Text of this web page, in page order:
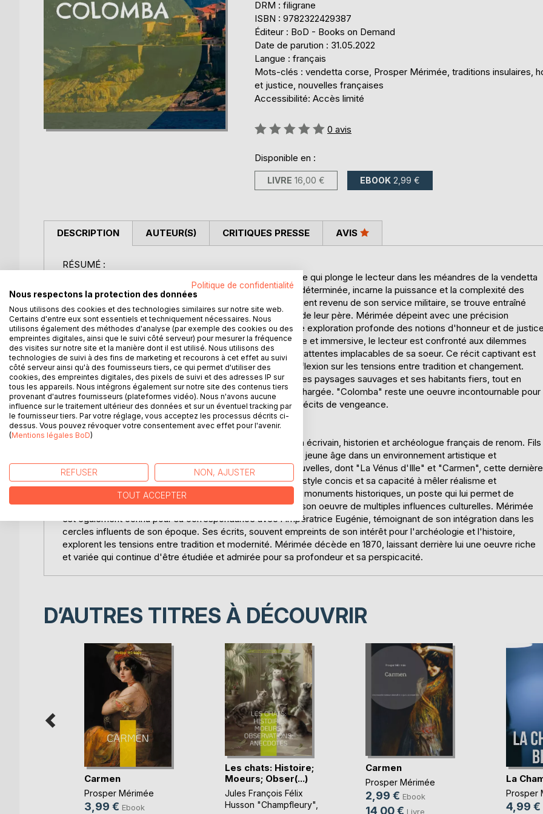
DRM : filigrane
ISBN : 9782322429387
Éditeur : BoD - Books on Demand
Date de parution : 31.05.2022
Langue : français
Mots-clés : vendetta corse, Prosper Mérimée, traditions insulaires,
et justice, nouvelles françaises
Accessibilité: Accès limité
Évaluation:
0 avis
Disponible en :
LIVRE 16,00 € EBOOK 2,99 €
DESCRIPTION
RÉSUMÉ :
"Colomba" est une oeuvre magistrale de Prosper Mérimée qui plonge le lecteur dans les méandres de la vendetta
corse. Au coeur de ce récit, Colomba, une jeune femme déterminée, incarne la puissance et la complexité des
traditions insulaires. Son frère, Orso della Rebbia, récemment revenu de son service militaire, se trouve entraîné
dans une spirale de vengeance familiale suite au meurtre de leur père. Mérimée dépeint avec une précision
presque ethnographique les coutumes corses, offrant une exploration profonde des notions d'honneur et de
qui régissent la société locale. À travers une narration riche et immersive, le lecteur est confronté aux dilemmes
moraux d'Orso, tiraillé entre son désir de modernité et les attentes implacables de sa soeur. Ce récit captivant est
non seulement une étude de caractère, mais aussi une réflexion sur les tensions entre tradition et changement.
Mérimée réussit à capturer l'essence de la Corse, avec ses paysages sauvages et ses habitants fiers, tout en
construisant une intrigue palpitante et émotionnellement chargée. "Colomba" reste une oeuvre incontournable pour
quiconque s'intéresse aux dynamiques culturelles et aux récits de vengeance.
L'AUTEUR :
Prosper Mérimée, né le 28 septembre 1803 à Paris, est un écrivain, historien et archéologue français de renom. Fils
d'un peintre et d'une mère cultivée, il baigne dès son plus jeune âge dans un environnement artistique et
intellectuel. Mérimée se fait d'abord connaître par ses nouvelles, dont "La Vénus d'Ille" et "Carmen", cette dernière
inspirant l'opéra célèbre de Bizet. Il est reconnu pour son style concis et sa capacité à mêler réalisme et
fantastique. En 1834, il est nommé inspecteur général des monuments historiques, un poste qui lui permet de
voyager à travers la France et l'Europe, enrichissant ainsi son oeuvre de multiples influences culturelles. Mérimée
est également connu pour sa correspondance avec l'impératrice Eugénie, témoignant de son intégration dans les
cercles influents de son époque. Ses écrits, souvent empreints de son intérêt pour l'archéologie et l'histoire,
explorent les tensions entre tradition et modernité. Mérimée décède en 1870, laissant derrière lui une oeuvre riche
et variée qui continue d'être étudiée et admirée pour sa profondeur et sa perspicacité.
AUTEUR(S) CRITIQUES PRESSE AVIS
D’AUTRES TITRES À DÉCOUVRIR
Carmen
Prosper Mérimée
3,99 € Ebook
Les chats: Histoire;
Moeurs; Obser(...)
Jules François Félix
Husson "Champfleury"
Carmen
Prosper Mérimée
2,99 € Ebook
14,00 € Livre
La
Prosper
4,99 €
Politique de confidentialité
Nous respectons la protection des données
Nous utilisons des cookies et des technologies similaires sur notre site web.
Certains d'entre eux sont essentiels et techniquement nécessaires. Nous
utilisons également des méthodes d'analyse (par exemple des cookies ou des
empreintes digitales, ainsi que le suivi côté serveur) pour mesurer la fréquence
des visites sur notre site et la manière dont il est utilisé. Nous utilisons des
technologies de suivi à des fins de marketing et recourons à cet effet au suivi
côté serveur ainsi qu'à des fournisseurs tiers, ce qui permet d'utiliser des
cookies, des empreintes digitales, des pixels de suivi et des adresses IP sur
tous les appareils. Nous intégrons également sur notre site des contenus tiers
provenant d'autres fournisseurs (plateformes vidéo). Nous n'avons aucune
influence sur le traitement ultérieur des données et sur un éventuel tracking par
le fournisseur tiers. Par votre réglage, vous acceptez les processus décrits ci-
dessus. Vous pouvez révoquer votre consentement avec effet pour l'avenir.
(Mentions légales BoD)
REFUSER NON, AJUSTER
TOUT ACCEPTER